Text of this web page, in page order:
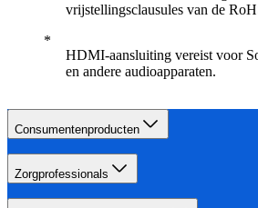
vrijstellingsclausules van de
HDMI-aansluiting vereist voor
en andere audioapparaten.
Consumentenproducten
Zorgprofessionals